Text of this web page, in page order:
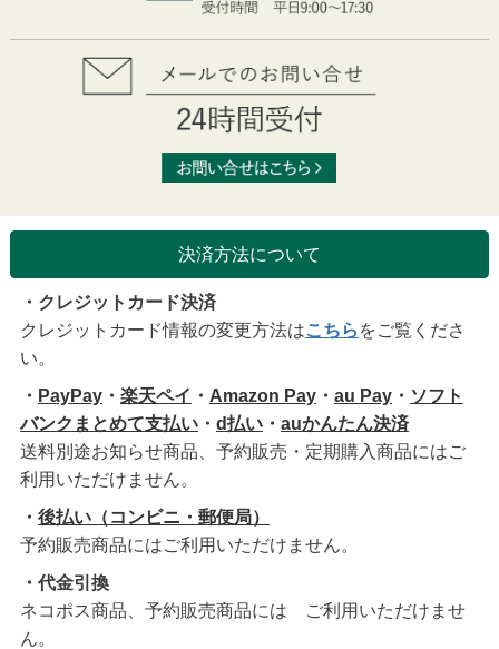
決済方法について
・クレジットカード決済
クレジットカード情報の変更方法はこちら をご覧くださ
い。
・ PayPay・ 楽天ペイ ・ Amazon Pay・ au Pay・ ソフト
バンクまとめて支払い・ d払い・ auかんたん決済
送料別途お知らせ商品、予約販売・定期購入商品にはご
利用いただけません。
・ 後払い（コンビニ・郵便局）
予約販売商品にはご利用いただけません。
・代金引換
ネコポス商品、予約販売商品には ご利用いただけませ
ん。